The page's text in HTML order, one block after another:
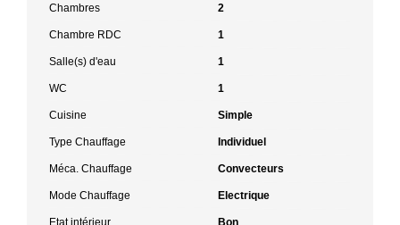
Chambres 2
Chambre RDC 1
Salle(s) d'eau 1
WC 1
Cuisine Simple
Type Chauffage Individuel
Méca. Chauffage Convecteurs
Mode Chauffage Electrique
Etat intérieur Bon